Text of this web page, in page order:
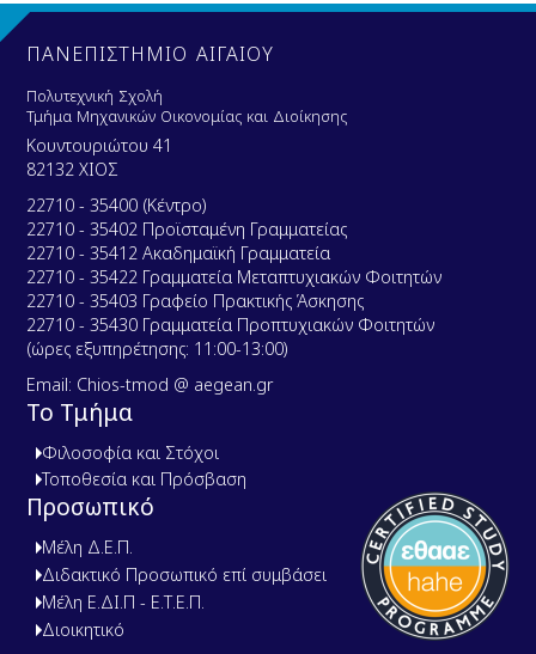
ΠΑΝΕΠΙΣΤΗΜΙΟ ΑΙΓΑΙΟΥ
Πολυτεχνική Σχολή
Τμήμα Μηχανικών Οικονομίας και Διοίκησης
Κουντουριώτου 41
82132 ΧΙΟΣ
22710 - 35400 (Κέντρο)
22710 - 35402 Προϊσταμένη Γραμματείας
22710 - 35412 Ακαδημαϊκή Γραμματεία
22710 - 35422 Γραμματεία Μεταπτυχιακών Φοιτητών
22710 - 35403 Γραφείο Πρακτικής Άσκησης
22710 - 35430 Γραμματεία Προπτυχιακών Φοιτητών
(ώρες εξυπηρέτησης: 11:00-13:00)
Email: Chios-tmod @ aegean.gr
Το Τμήμα
Φιλοσοφία και Στόχοι
Τοποθεσία και Πρόσβαση
Προσωπικό
Μέλη Δ.Ε.Π.
Διδακτικό Προσωπικό επί συμβάσει
Μέλη Ε.ΔΙ.Π - Ε.Τ.Ε.Π.
Διοικητικό